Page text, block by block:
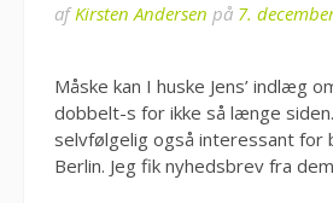
afKirsten Andersen på 7.
Måske kan I huske Jens’ indlæg
dobbelt-s for ikke så længe
selvfølgelig også interessant for
Berlin. Jeg fik nyhedsbrev fra